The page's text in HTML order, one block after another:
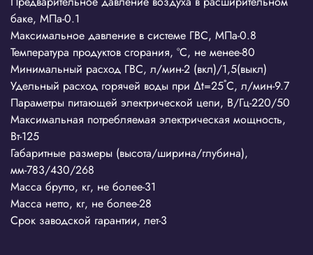
баке, МПа-0.1
Максимальное давление в системе ГВС, МПа-0.8
Температура продуктов сгорания, °С, не менее-80
Минимальный расход ГВС, л/мин-2 (вкл)/1,5(выкл)
Удельный расход горячей воды при ∆t=25˚С, л/мин-9.7
Параметры питающей электрической цепи, В/Гц-220/50
Максимальная потребляемая электрическая мощность,
Вт-125
Габаритные размеры (высота/ширина/глубина),
мм-783/430/268
Масса брутто, кг, не более-31
Масса нетто, кг, не более-28
Срок заводской гарантии, лет-3